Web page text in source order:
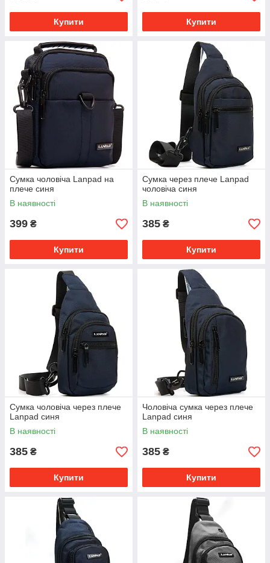
Купити Купити
Сумка чоловіча Lanpad на
плече синя
В наявності
399 ₴
Купити
Сумка через плече Lanpad
чоловіча синя
В наявності
385 ₴
Купити
Сумка чоловіча через плече
Lanpad синя
В наявності
385 ₴
Купити
Чоловіча сумка через плече
Lanpad синя
В наявності
385 ₴
Купити